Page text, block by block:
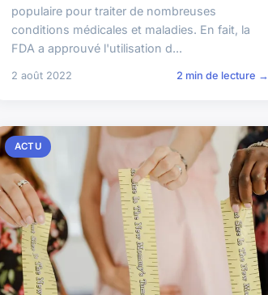
populaire pour traiter de nombreuses
conditions médicales et maladies. En fait, la
FDA a approuvé l'utilisation d...
2 août 2022 2 min de lecture →
ACTU